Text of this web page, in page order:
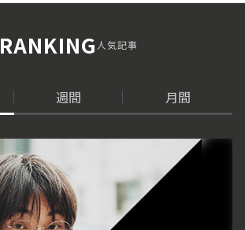
RANKING人気記事
週間 月間